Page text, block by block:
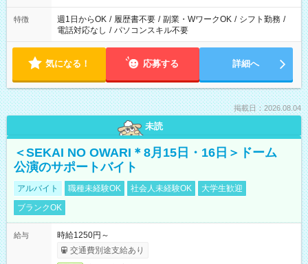
特徴 週1日からOK / 履歴書不要 / 副業・WワークOK / シフト勤務 /
電話対応なし / パソコンスキル不要
気になる！ 応募する 詳細へ
掲載日：2026.08.04
未読
＜SEKAI NO OWARI＊8月15日・16日＞ドーム
公演のサポートバイト
アルバイト 職種未経験OK 社会人未経験OK
大学生歓迎
ブランクOK
給与
時給1250円～
交通費別途支給あり